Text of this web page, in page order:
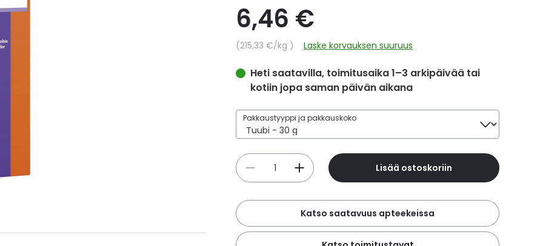
6,46 €
Yksikköhinta
215,33 €/kg Laske korvauksen suuruus
Heti saatavilla, toimitusaika 1–3 arkipäivää tai
kotiin jopa saman päivän aikana
Pakkaustyyppi ja pakkauskoko
Määrä
Lisää ostoskoriin
Katso saatavuus apteekeissa